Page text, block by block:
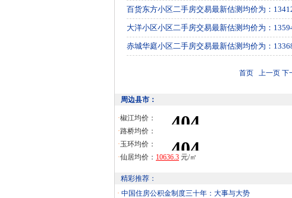
百货东方小区二手房交易最新估测均价为：
大洋小区小区二手房交易最新估测均价为：
赤城华庭小区二手房交易最新估测均价为：
首页 上一页 下
周边县市：
·椒江均价：
·路桥均价：
·玉环均价：
·仙居均价：
精彩推荐：
· 中国住房公积金制度三十年：大事与大势